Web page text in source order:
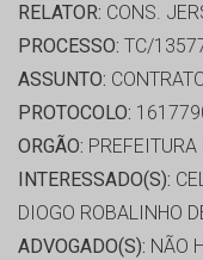
RELATOR: CONS.
PROCESSO: TC/
ASSUNTO:
PROTOCOLO:
ORGÃO:
INTERESSADO(S):
DIOGO ROBALINHO
ADVOGADO(S): NÃO